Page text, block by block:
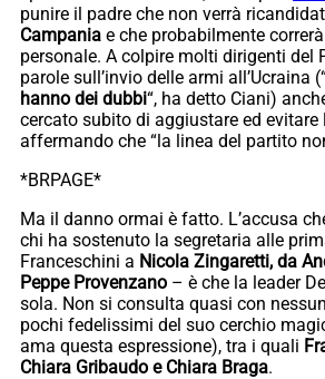
punire il padre che non verrà
Campania e che probabilmente
personale. A colpire molti dirigenti del
parole sull’invio delle armi all’Ucraina
hanno dei dubbi“, ha detto Ciani)
cercato subito di aggiustare ed
affermando che “la linea del partito
*BRPAGE*
Ma il danno ormai è fatto. L’accusa
chi ha sostenuto la segretaria alle
Franceschini a Nicola Zingaretti, da
Peppe Provenzano – è che la leader
sola. Non si consulta quasi con
pochi fedelissimi del suo cerchio
ama questa espressione), tra i quali
Chiara Gribaudo e Chiara Braga.